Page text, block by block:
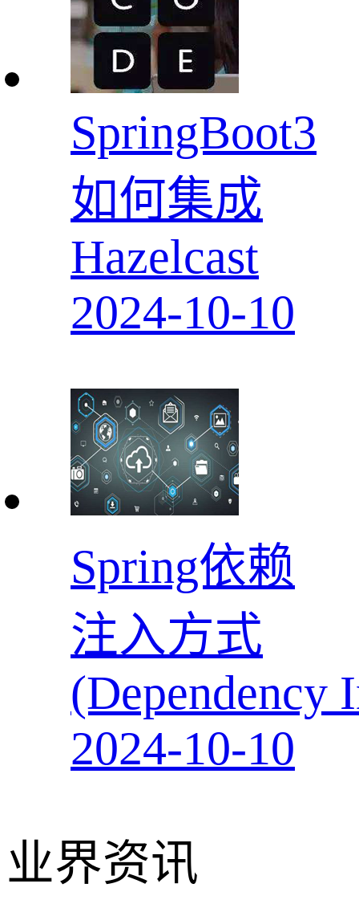
SpringBoot3
如何集成
Hazelcast
2024-10-10
Spring依赖
注入方式
(Dependency
2024-10-10
业界资讯